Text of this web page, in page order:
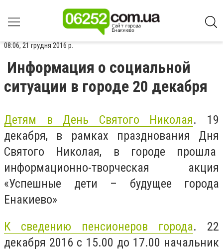
08:06, 21 грудня 2016 р.
Информация о социальной
ситуации в городе 20 декабря
Детям в День Святого Николая. 19
декабря, в рамках празднования Дня
Святого Николая, в городе прошла
информационно-творческая акция
«Успешные дети – будущее города
Енакиево»
К сведению пенсионеров города. 22
декабря 2016 с 15.00 до 17.00 начальник